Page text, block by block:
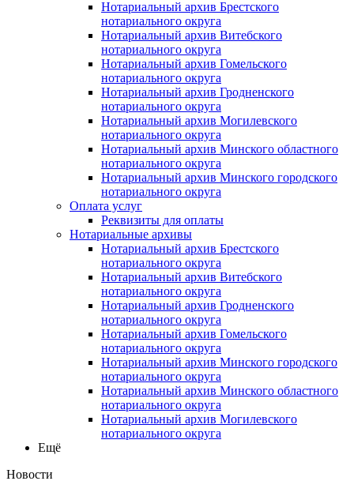
Нотариальный архив Брестского
нотариального округа
Нотариальный архив Витебского
нотариального округа
Нотариальный архив Гомельского
нотариального округа
Нотариальный архив Гродненского
нотариального округа
Нотариальный архив Могилевского
нотариального округа
Нотариальный архив Минского областного
нотариального округа
Нотариальный архив Минского городского
нотариального округа
Оплата услуг
Реквизиты для оплаты
Нотариальные архивы
Нотариальный архив Брестского
нотариального округа
Нотариальный архив Витебского
нотариального округа
Нотариальный архив Гродненского
нотариального округа
Нотариальный архив Гомельского
нотариального округа
Нотариальный архив Минского городского
нотариального округа
Нотариальный архив Минского областного
нотариального округа
Нотариальный архив Могилевского
нотариального округа
Ещё
Новости